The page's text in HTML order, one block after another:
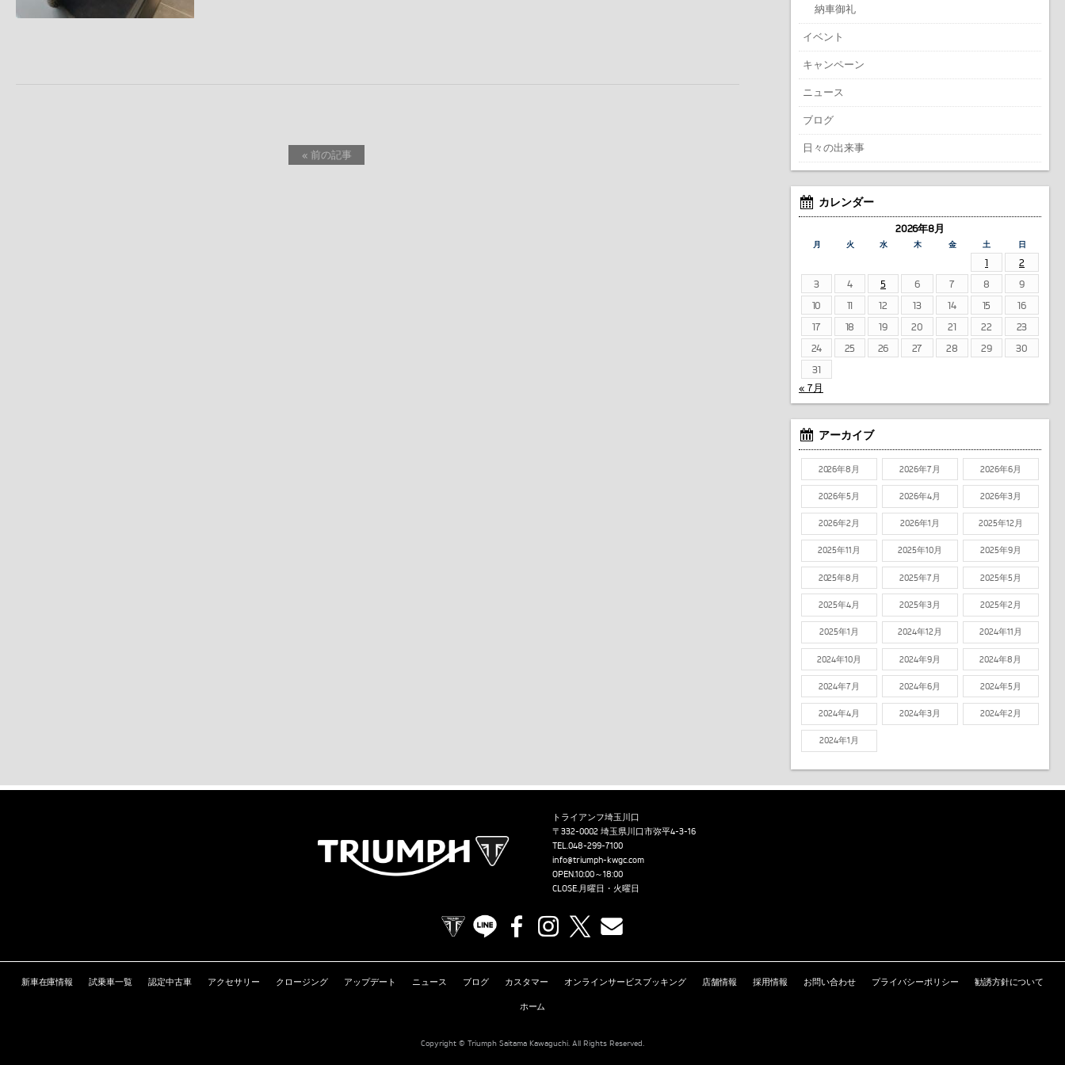
« 前の記事
納車御礼
イベント
キャンペーン
ニュース
ブログ
日々の出来事
カレンダー
2026年8月
月 火 水 木 金 土 日
1
2
3
4 5 6 7 8
9
10
11 12 13 14 15
16
17
18 19 20 21 22
23
24
25 26 27 28 29
30
31
« 7月
アーカイブ
2026年8月 2026年7月 2026年6月
2026年5月 2026年4月 2026年3月
2026年2月 2026年1月 2025年12月
2025年11月 2025年10月 2025年9月
2025年8月 2025年7月 2025年5月
2025年4月 2025年3月 2025年2月
2025年1月 2024年12月 2024年11月
2024年10月 2024年9月 2024年8月
2024年7月 2024年6月 2024年5月
2024年4月 2024年3月 2024年2月
2024年1月
トライアンフ埼玉川口
〒332-0002 埼玉県川口市弥平4-3-16
TEL.048-299-7100
info@triumph-kwgc.com
OPEN.10:00～18:00
CLOSE.月曜日・火曜日
TRIUMPH OFFICIAL SITE
LINE FacebookInstagram
新車在庫情報 試乗車一覧 認定中古車 アクセサリー クロージング アップデート ニュース ブログ カスタマー オンラインサービスブッキング 店舗情報 採用情報 お問い合わせ プライバシーポリシー 勧誘方針について
ホーム
Copyright © Triumph Saitama Kawaguchi. All Rights Reserved.